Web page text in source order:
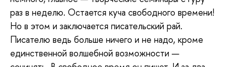
раз в неделю. Остается куча свободного времени!
Но в этом и заключается писательский рай.
Писателю ведь больше ничего и не надо, кроме
единственной волшебной возможности —